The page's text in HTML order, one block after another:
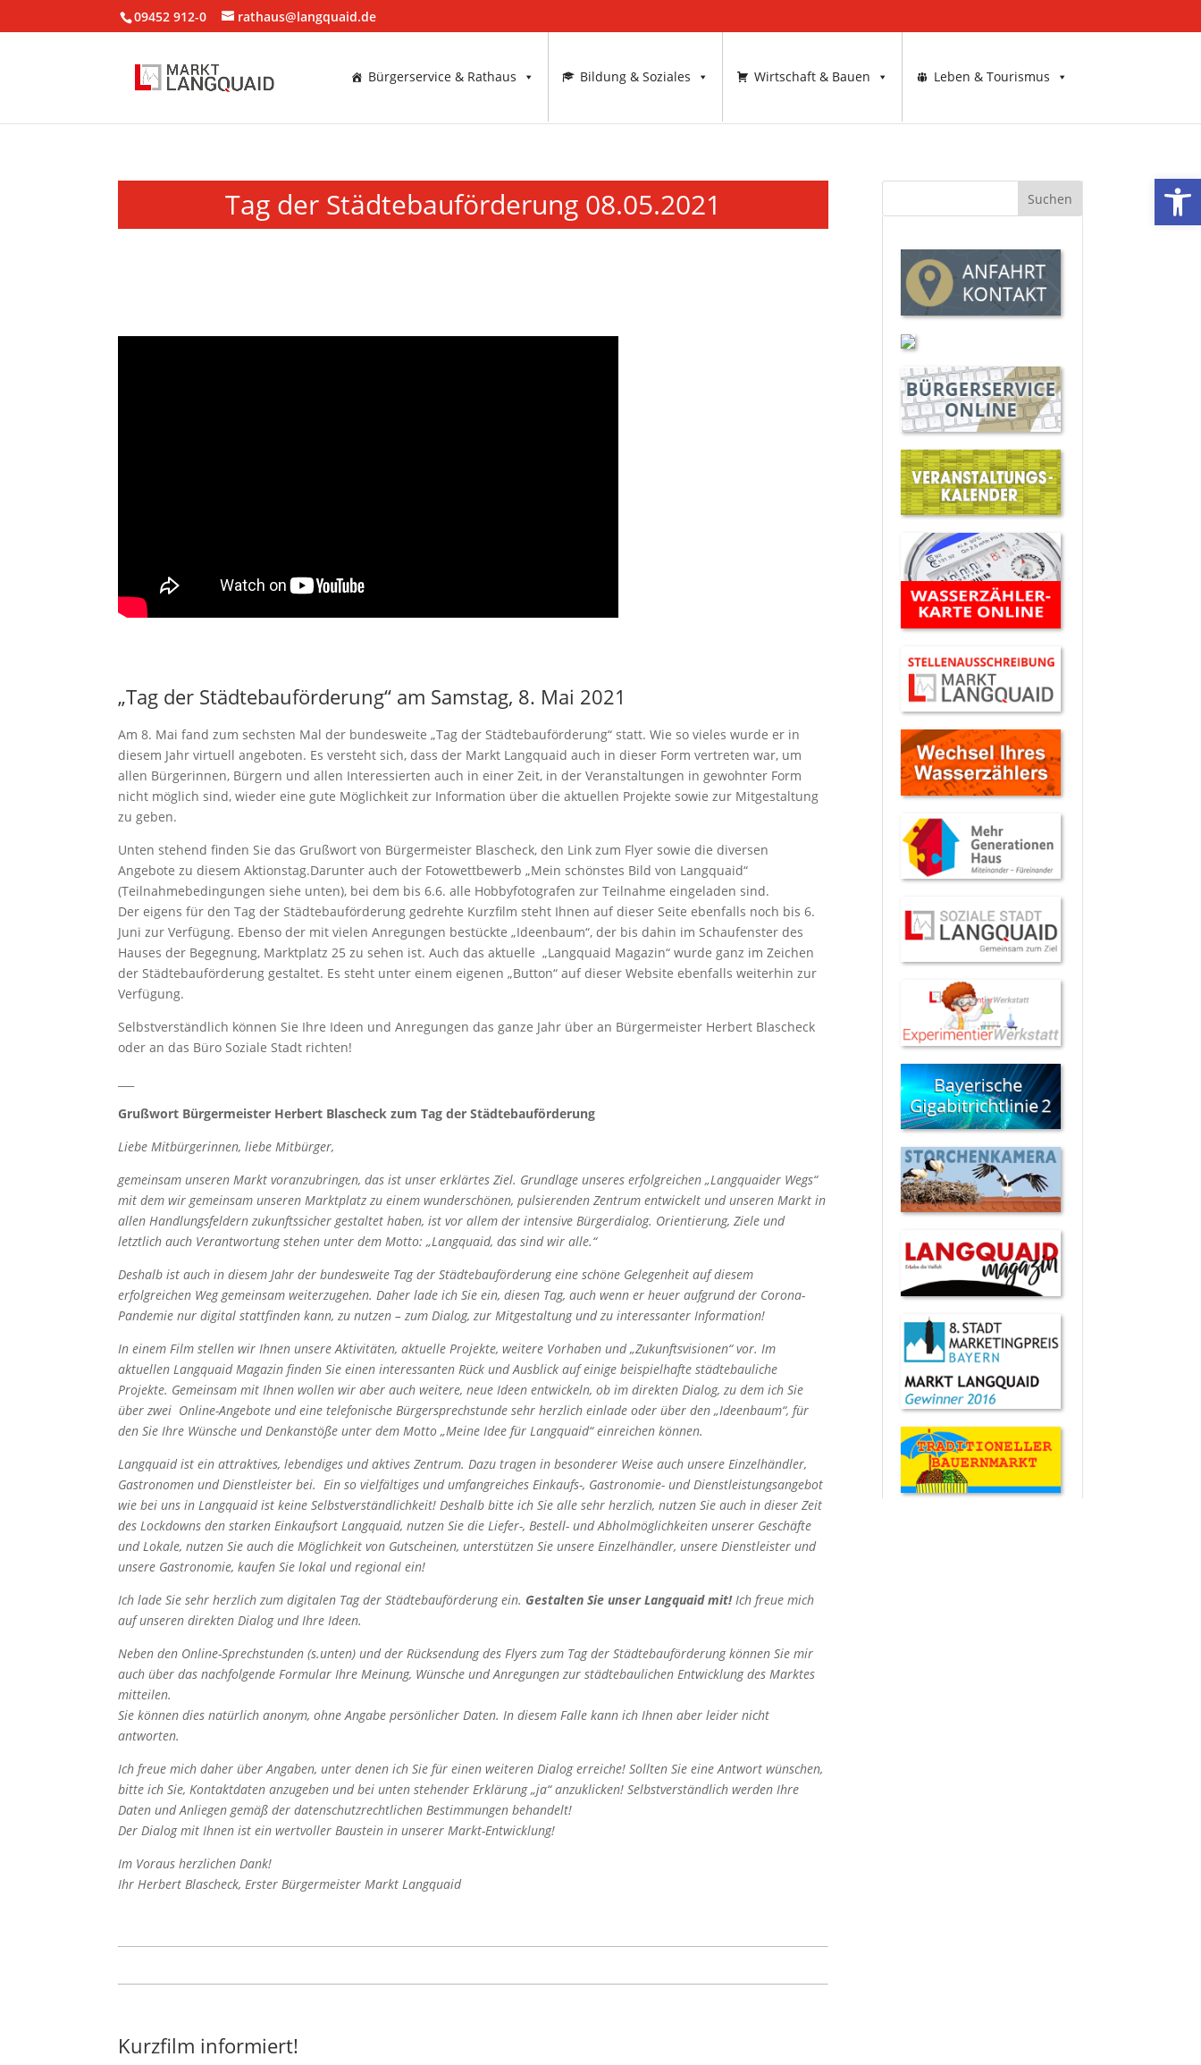
09452 912-0 rathaus@langquaid.de
Bürgerservice & Rathaus Bildung & Soziales Wirtschaft & Bauen Leben & Tourismus
Tag der Städtebauförderung 08.05.2021
„Tag der Städtebauförderung“ am Samstag, 8. Mai 2021
Am 8. Mai fand zum sechsten Mal der bundesweite „Tag der Städtebauförderung“ statt. Wie so vieles wurde er in
diesem Jahr virtuell angeboten. Es versteht sich, dass der Markt Langquaid auch in dieser Form vertreten war, um
allen Bürgerinnen, Bürgern und allen Interessierten auch in einer Zeit, in der Veranstaltungen in gewohnter Form
nicht möglich sind, wieder eine gute Möglichkeit zur Information über die aktuellen Projekte sowie zur Mitgestaltung
zu geben.
Unten stehend finden Sie das Grußwort von Bürgermeister Blascheck, den Link zum Flyer sowie die diversen
Angebote zu diesem Aktionstag.Darunter auch der Fotowettbewerb „Mein schönstes Bild von Langquaid“
(Teilnahmebedingungen siehe unten), bei dem bis 6.6. alle Hobbyfotografen zur Teilnahme eingeladen sind.
Der eigens für den Tag der Städtebauförderung gedrehte Kurzfilm steht Ihnen auf dieser Seite ebenfalls noch bis 6.
Juni zur Verfügung. Ebenso der mit vielen Anregungen bestückte „Ideenbaum“, der bis dahin im Schaufenster des
Hauses der Begegnung, Marktplatz 25 zu sehen ist. Auch das aktuelle „Langquaid Magazin“ wurde ganz im Zeichen
der Städtebauförderung gestaltet. Es steht unter einem eigenen „Button“ auf dieser Website ebenfalls weiterhin zur
Verfügung.
Selbstverständlich können Sie Ihre Ideen und Anregungen das ganze Jahr über an Bürgermeister Herbert Blascheck
oder an das Büro Soziale Stadt richten!
Grußwort Bürgermeister Herbert Blascheck zum Tag der Städtebauförderung
Liebe Mitbürgerinnen, liebe Mitbürger,
gemeinsam unseren Markt voranzubringen, das ist unser erklärtes Ziel. Grundlage unseres erfolgreichen „Langquaider Wegs“
mit dem wir gemeinsam unseren Marktplatz zu einem wunderschönen, pulsierenden Zentrum entwickelt und unseren Markt in
allen Handlungsfeldern zukunftssicher gestaltet haben, ist vor allem der intensive Bürgerdialog. Orientierung, Ziele und
letztlich auch Verantwortung stehen unter dem Motto: „Langquaid, das sind wir alle.“
Deshalb ist auch in diesem Jahr der bundesweite Tag der Städtebauförderung eine schöne Gelegenheit auf diesem
erfolgreichen Weg gemeinsam weiterzugehen. Daher lade ich Sie ein, diesen Tag, auch wenn er heuer aufgrund der Corona-
Pandemie nur digital stattfinden kann, zu nutzen – zum Dialog, zur Mitgestaltung und zu interessanter Information!
In einem Film stellen wir Ihnen unsere Aktivitäten, aktuelle Projekte, weitere Vorhaben und „Zukunftsvisionen“ vor. Im
aktuellen Langquaid Magazin finden Sie einen interessanten Rück und Ausblick auf einige beispielhafte städtebauliche
Projekte. Gemeinsam mit Ihnen wollen wir aber auch weitere, neue Ideen entwickeln, ob im direkten Dialog, zu dem ich Sie
über zwei Online-Angebote und eine telefonische Bürgersprechstunde sehr herzlich einlade oder über den „Ideenbaum“, für
den Sie Ihre Wünsche und Denkanstöße unter dem Motto „Meine Idee für Langquaid“ einreichen können.
Langquaid ist ein attraktives, lebendiges und aktives Zentrum. Dazu tragen in besonderer Weise auch unsere Einzelhändler,
Gastronomen und Dienstleister bei. Ein so vielfältiges und umfangreiches Einkaufs-, Gastronomie- und Dienstleistungsangebot
wie bei uns in Langquaid ist keine Selbstverständlichkeit! Deshalb bitte ich Sie alle sehr herzlich, nutzen Sie auch in dieser Zeit
des Lockdowns den starken Einkaufsort Langquaid, nutzen Sie die Liefer-, Bestell- und Abholmöglichkeiten unserer Geschäfte
und Lokale, nutzen Sie auch die Möglichkeit von Gutscheinen, unterstützen Sie unsere Einzelhändler, unsere Dienstleister und
unsere Gastronomie, kaufen Sie lokal und regional ein!
Ich lade Sie sehr herzlich zum digitalen Tag der Städtebauförderung ein. Gestalten Sie unser Langquaid mit!Ich freue mich
auf unseren direkten Dialog und Ihre Ideen.
Neben den Online-Sprechstunden (s.unten) und der Rücksendung des Flyers zum Tag der Städtebauförderung können Sie mir
auch über das nachfolgende Formular Ihre Meinung, Wünsche und Anregungen zur städtebaulichen Entwicklung des Marktes
mitteilen.
Sie können dies natürlich anonym, ohne Angabe persönlicher Daten. In diesem Falle kann ich Ihnen aber leider nicht
antworten.
Ich freue mich daher über Angaben, unter denen ich Sie für einen weiteren Dialog erreiche! Sollten Sie eine Antwort wünschen,
bitte ich Sie, Kontaktdaten anzugeben und bei unten stehender Erklärung „ja“ anzuklicken! Selbstverständlich werden Ihre
Daten und Anliegen gemäß der datenschutzrechtlichen Bestimmungen behandelt!
Der Dialog mit Ihnen ist ein wertvoller Baustein in unserer Markt-Entwicklung!
Im Voraus herzlichen Dank!
Ihr Herbert Blascheck, Erster Bürgermeister Markt Langquaid
Kurzfilm informiert!